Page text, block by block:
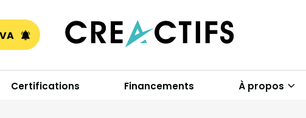
Certifications Financements À propos